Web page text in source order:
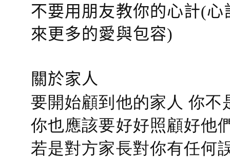
不要用朋友教你的心計(
來更多的愛與包容)
關於家人
要開始顧到他的家人 你
你也應該要好好照顧好他
若是對方家長對你有任何